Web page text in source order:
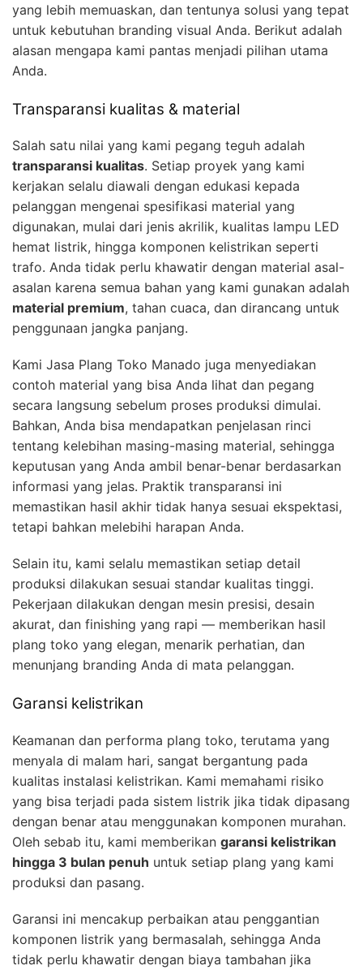
yang lebih memuaskan, dan tentunya solusi yang tepat
untuk kebutuhan branding visual Anda. Berikut adalah
alasan mengapa kami pantas menjadi pilihan utama
Anda.
Transparansi kualitas & material
Salah satu nilai yang kami pegang teguh adalah
transparansi kualitas. Setiap proyek yang kami
kerjakan selalu diawali dengan edukasi kepada
pelanggan mengenai spesifikasi material yang
digunakan, mulai dari jenis akrilik, kualitas lampu LED
hemat listrik, hingga komponen kelistrikan seperti
trafo. Anda tidak perlu khawatir dengan material asal-
asalan karena semua bahan yang kami gunakan adalah
material premium, tahan cuaca, dan dirancang untuk
penggunaan jangka panjang.
Kami Jasa Plang Toko Manado juga menyediakan
contoh material yang bisa Anda lihat dan pegang
secara langsung sebelum proses produksi dimulai.
Bahkan, Anda bisa mendapatkan penjelasan rinci
tentang kelebihan masing-masing material, sehingga
keputusan yang Anda ambil benar-benar berdasarkan
informasi yang jelas. Praktik transparansi ini
memastikan hasil akhir tidak hanya sesuai ekspektasi,
tetapi bahkan melebihi harapan Anda.
Selain itu, kami selalu memastikan setiap detail
produksi dilakukan sesuai standar kualitas tinggi.
Pekerjaan dilakukan dengan mesin presisi, desain
akurat, dan finishing yang rapi — memberikan hasil
plang toko yang elegan, menarik perhatian, dan
menunjang branding Anda di mata pelanggan.
Garansi kelistrikan
Keamanan dan performa plang toko, terutama yang
menyala di malam hari, sangat bergantung pada
kualitas instalasi kelistrikan. Kami memahami risiko
yang bisa terjadi pada sistem listrik jika tidak dipasang
dengan benar atau menggunakan komponen murahan.
Oleh sebab itu, kami memberikan garansi kelistrikan
hingga 3 bulan penuh untuk setiap plang yang kami
produksi dan pasang.
Garansi ini mencakup perbaikan atau penggantian
komponen listrik yang bermasalah, sehingga Anda
tidak perlu khawatir dengan biaya tambahan jika